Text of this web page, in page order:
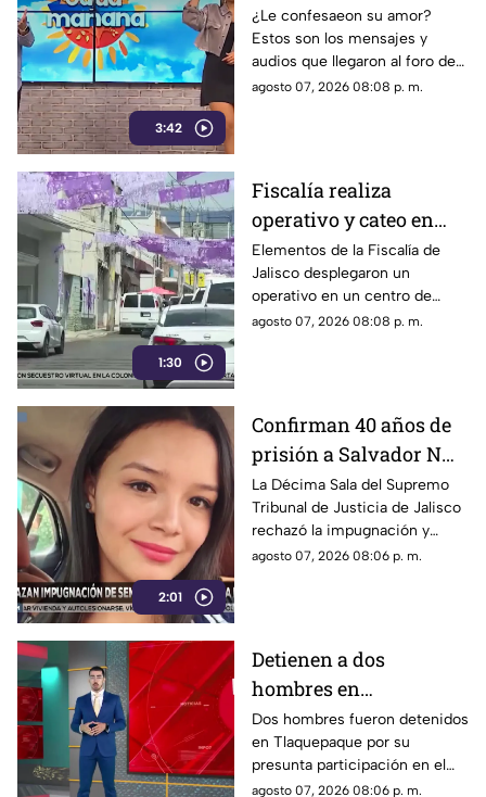
3:42
llegaron al foro de
'Cada mañana'; parte 1
¿Le confesaeon su amor?
Estos son los mensajes y
audios que llegaron al foro de
‘Cada mañana’ estuvieron
agosto 07, 2026 08:08 p. m.
1:30
Fiscalía realiza
operativo y cateo en
anexo de la colonia
Olímpica en
Guadalajara
Elementos de la Fiscalía de
Jalisco desplegaron un
operativo en un centro de
rehabilitación de la colonia
agosto 07, 2026 08:08 p. m.
2:01
Confirman 40 años de
prisión a Salvador N
por el feminicidio de
Isis Urteaga
La Décima Sala del Supremo
Tribunal de Justicia de Jalisco
rechazó la impugnación y
confirmó la sentencia contra
agosto 07, 2026 08:06 p. m.
Detienen a dos
hombres en
Tlaquepaque por
presunto abuso y
maltrato animal contra
Dos hombres fueron detenidos
en Tlaquepaque por su
presunta participación en el
abuso y maltrato de una
agosto 07, 2026 08:06 p. m.